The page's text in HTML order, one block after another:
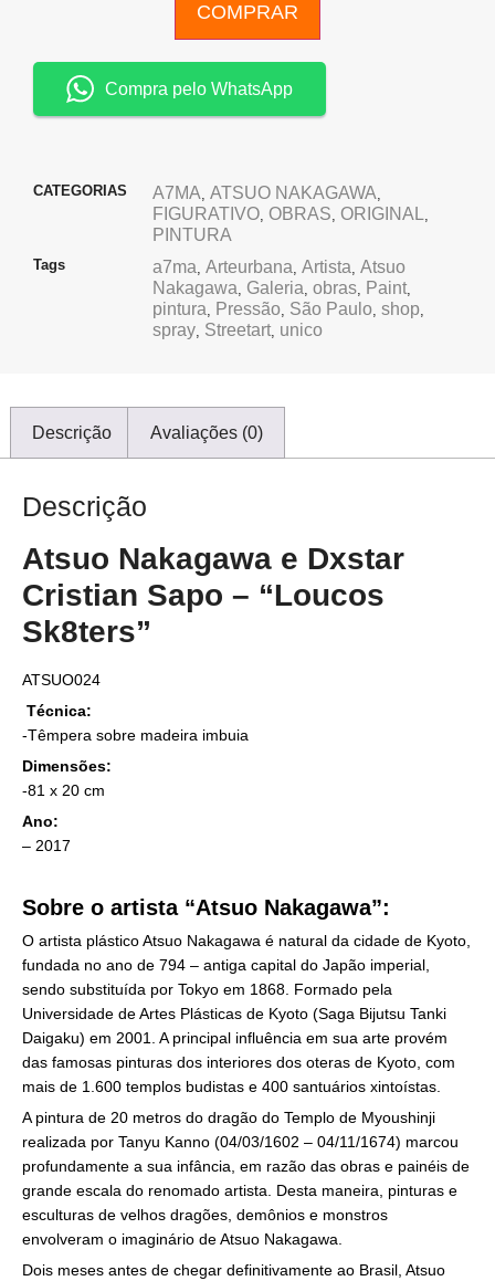
COMPRAR
Compra pelo WhatsApp
CATEGORIAS A7MA, ATSUO NAKAGAWA,
FIGURATIVO, OBRAS, ORIGINAL,
PINTURA
Tags a7ma, Arteurbana, Artista, Atsuo
Nakagawa, Galeria, obras, Paint,
pintura, Pressão, São Paulo, shop,
spray, Streetart, unico
Descrição Avaliações (0)
Descrição
Atsuo Nakagawa e Dxstar
Cristian Sapo – “Loucos
Sk8ters”
ATSUO024
Técnica:
-Têmpera sobre madeira imbuia
Dimensões:
-81 x 20 cm
Ano:
– 2017
Sobre o artista “Atsuo Nakagawa”:
O artista plástico Atsuo Nakagawa é natural da cidade de Kyoto,
fundada no ano de 794 – antiga capital do Japão imperial,
sendo substituída por Tokyo em 1868. Formado pela
Universidade de Artes Plásticas de Kyoto (Saga Bijutsu Tanki
Daigaku) em 2001. A principal influência em sua arte provém
das famosas pinturas dos interiores dos oteras de Kyoto, com
mais de 1.600 templos budistas e 400 santuários xintoístas.
A pintura de 20 metros do dragão do Templo de Myoushinji
realizada por Tanyu Kanno (04/03/1602 – 04/11/1674) marcou
profundamente a sua infância, em razão das obras e painéis de
grande escala do renomado artista. Desta maneira, pinturas e
esculturas de velhos dragões, demônios e monstros
envolveram o imaginário de Atsuo Nakagawa.
Dois meses antes de chegar definitivamente ao Brasil, Atsuo